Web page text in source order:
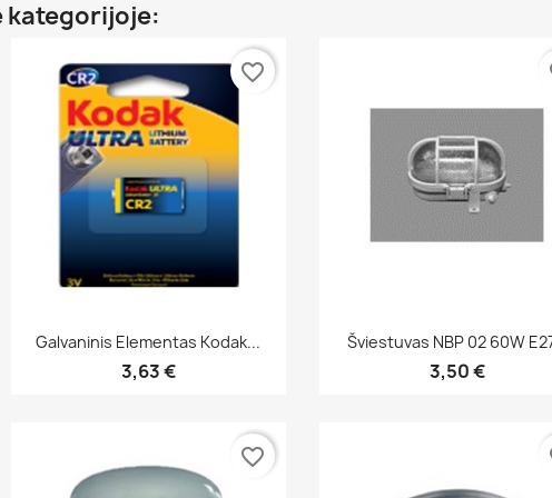
kategorijoje:
Greita peržiūra
Galvaninis Elementas Kodak...
3,63 €
favorite_border
Greita peržiūra
Šviestuvas NBP 02 60W
3,50 €
favorite_border